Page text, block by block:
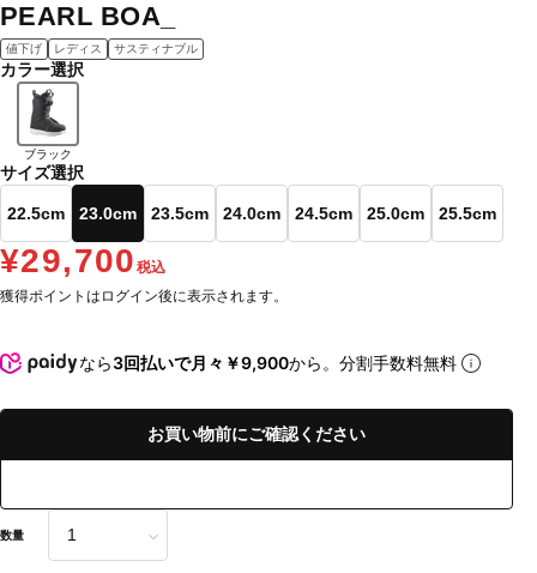
PEARL BOA_
値下げ レディス サスティナブル
カラー選択
ブラック
サイズ選択
22.5cm 23.0cm 23.5cm 24.0cm 24.5cm 25.0cm 25.5cm
¥29,700 税込
獲得ポイントはログイン後に表示されます。
なら3回払いで月々￥9,900から。分割手数料無料
お買い物前にご確認ください
数量